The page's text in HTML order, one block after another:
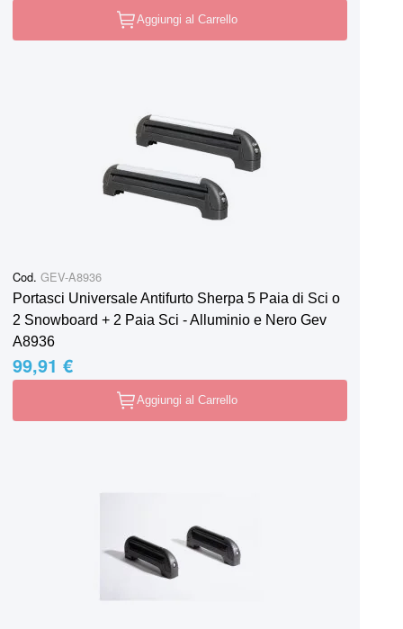
Aggiungi al Carrello
Cod. GEV-A8936
Portasci Universale Antifurto Sherpa 5 Paia di Sci o
2 Snowboard + 2 Paia Sci - Alluminio e Nero Gev
A8936
99,91 €
Aggiungi al Carrello